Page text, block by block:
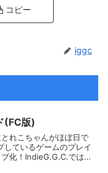
コピー
iggc
(FC版)
れこちゃんがほぼ日で
ているゲームのプレイ
化！IndieG.G.C.では